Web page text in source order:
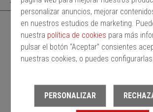
personalizar anuncios, mejorar
en nuestros estudios de marketing.
nuestra política de cookies para más
pulsar el botón “Aceptar” consientes
nuestras cookies, o puedes configurarlas.
PERSONALIZAR
Desde